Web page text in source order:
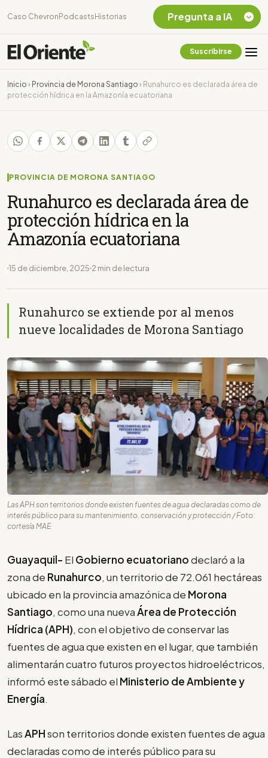
Caso Chevron Podcasts Historias
Suscribirse
Inicio › Provincia de Morona Santiago › Runahurco es declarada área de
protección hídrica en la Amazonía ecuatoriana
PROVINCIA DE MORONA SANTIAGO
Runahurco es declarada área de
protección hídrica en la
Amazonía ecuatoriana
15 de diciembre, 2025 2 min de lectura
Runahurco se extiende por al menos
nueve localidades de Morona Santiago
Las APH son territorios donde existen fuentes de agua declaradas como de
interés público para su mantenimiento, conservación y protección / Foto:
cortesía MAE
Guayaquil- El Gobierno ecuatorianodeclaró a la
zona de Runahurco, un territorio de 72.061 hectáreas
ubicado en la provincia amazónica de Morona
Santiago, como una nuevaÁrea de Protección
Hídrica (APH), con el objetivo de conservar las
fuentes de agua que existen en el lugar, que también
alimentarán cuatro futuros proyectos hidroeléctricos,
informó este sábado el Ministerio de Ambiente y
Energía.
LasAPHson territorios donde existen fuentes de agua
declaradas como de interés público para su
Pregunta a IA
Chevron Ecuador